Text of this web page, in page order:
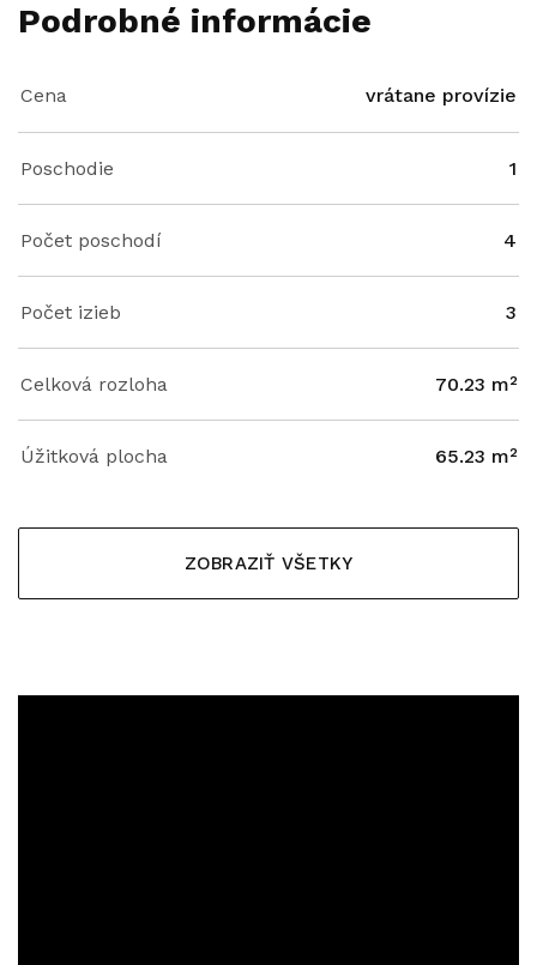
Podrobné informácie
Cena vrátane provízie
Poschodie 1
Počet poschodí 4
Počet izieb 3
Celková rozloha 70.23 m²
Úžitková plocha 65.23 m²
ZOBRAZIŤ VŠETKY